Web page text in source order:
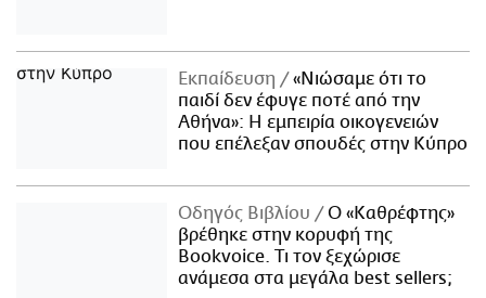
Εκπαίδευση
«Νιώσαμε ότι το
παιδί δεν έφυγε ποτέ από την
Αθήνα»: Η εμπειρία οικογενειών
που επέλεξαν σπουδές στην Κύπρο
Οδηγός Βιβλίου
Ο «Καθρέφτης»
βρέθηκε στην κορυφή της
Bookvoice. Τι τον ξεχώρισε
ανάμεσα στα μεγάλα best sellers;